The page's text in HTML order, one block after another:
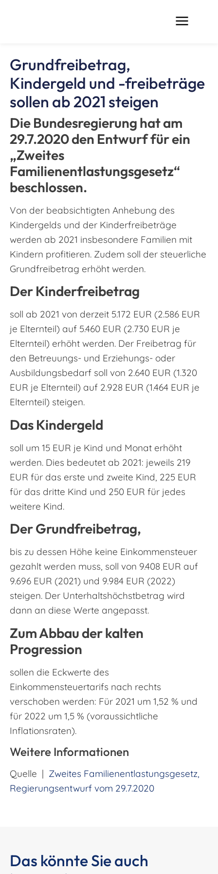
Grundfreibetrag,
Kindergeld und -freibeträge
sollen ab 2021 steigen
Die Bundesregierung hat am
29.7.2020 den Entwurf für ein
„Zweites
Familienentlastungsgesetz“
beschlossen.
Von der beabsichtigten Anhebung des
Kindergelds und der Kinderfreibeträge
werden ab 2021 insbesondere Familien mit
Kindern profitieren. Zudem soll der steuerliche
Grundfreibetrag erhöht werden.
Der Kinderfreibetrag
soll ab 2021 von derzeit 5.172 EUR (2.586 EUR
je Elternteil) auf 5.460 EUR (2.730 EUR je
Elternteil) erhöht werden. Der Freibetrag für
den Betreuungs- und Erziehungs- oder
Ausbildungsbedarf soll von 2.640 EUR (1.320
EUR je Elternteil) auf 2.928 EUR (1.464 EUR je
Elternteil) steigen.
Das Kindergeld
soll um 15 EUR je Kind und Monat erhöht
werden. Dies bedeutet ab 2021: jeweils 219
EUR für das erste und zweite Kind, 225 EUR
für das dritte Kind und 250 EUR für jedes
weitere Kind.
Der Grundfreibetrag,
bis zu dessen Höhe keine Einkommensteuer
gezahlt werden muss, soll von 9.408 EUR auf
9.696 EUR (2021) und 9.984 EUR (2022)
steigen. Der Unterhaltshöchstbetrag wird
dann an diese Werte angepasst.
Zum Abbau der kalten
Progression
sollen die Eckwerte des
Einkommensteuertarifs nach rechts
verschoben werden: Für 2021 um 1,52 % und
für 2022 um 1,5 % (voraussichtliche
Inflationsraten).
Weitere Informationen
Quelle | Zweites Familienentlastungsgesetz,
Regierungsentwurf vom 29.7.2020
Das könnte Sie auch